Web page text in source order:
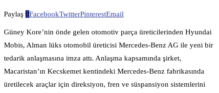
Paylaş 0FacebookTwitterPinterestEmail
Güney Kore’nin önde gelen otomotiv parça üreticilerinden Hyundai
Mobis, Alman lüks otomobil üreticisi Mercedes-Benz AG ile yeni bir
tedarik anlaşmasına imza attı. Anlaşma kapsamında şirket,
Macaristan’ın Kecskemet kentindeki Mercedes-Benz fabrikasında
üretilecek araçlar için direksiyon, fren ve süspansiyon sistemlerini